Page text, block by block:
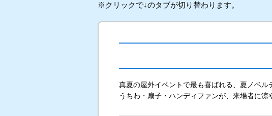
STEP
さい。
※クリックで↓のタブが切り替わります。
真夏の屋外イベントで最も喜ばれる、夏ノベル
うちわ・扇子・ハンディファンが、来場者に涼